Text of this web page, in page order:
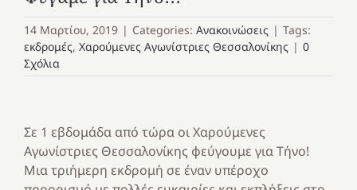
14 Μαρτίου, 2019 | Categories: Ανακοινώσεις | Tags:
εκδρομές, Χαρούμενες Αγωνίστριες Θεσσαλονίκης | 0
Σχόλια
Σε 1 εβδομάδα από τώρα οι Χαρούμενες
Αγωνίστριες Θεσσαλονίκης φεύγουμε για Τήνο!
Μια τριήμερη εκδρομή σε έναν υπέροχο